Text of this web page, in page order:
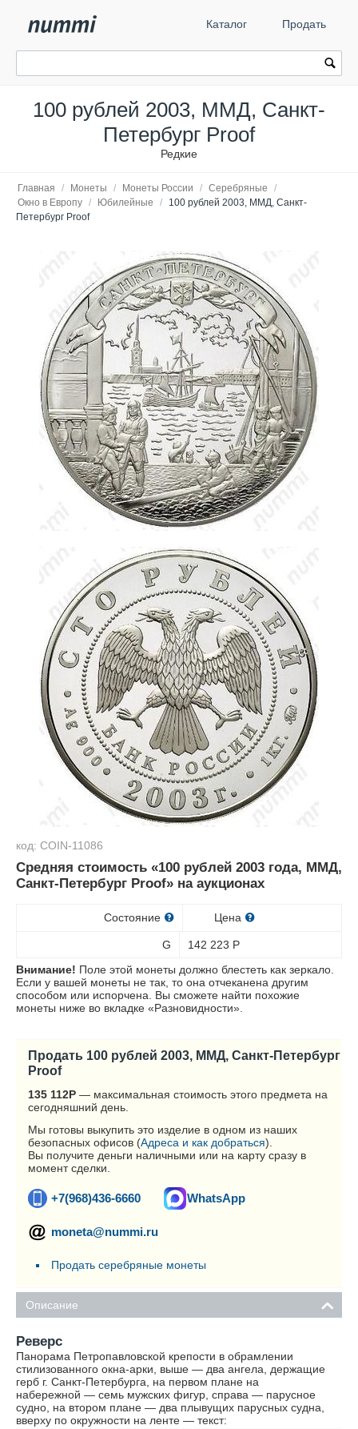
Каталог Продать
100 рублей 2003, ММД, Санкт-
Петербург Proof
Редкие
Главная / Монеты / Монеты России / Серебряные
/
Окно в Европу / Юбилейные /
100 рублей 2003, ММД, Санкт-
Петербург Proof
код: COIN-11086
Средняя стоимость «100 рублей 2003 года, ММД,
Санкт-Петербург Proof» на аукционах
Состояние Цена
G 142 223 Р
Внимание! Поле этой монеты должно блестеть как зеркало.
Если у вашей монеты не так, то она отчеканена другим
способом или испорчена. Вы сможете найти похожие
монеты ниже во вкладке «Разновидности».
Продать 100 рублей 2003, ММД, Санкт-Петербург
Proof
135 112Р — максимальная стоимость этого предмета на
сегодняшний день.
Мы готовы выкупить это изделие в одном из наших
безопасных офисов (Адреса и как добраться).
Вы получите деньги наличными или на карту сразу в
момент сделки.
+7(968)436-6660 WhatsApp
moneta@nummi.ru
Продать серебряные монеты
Описание
Реверс
Панорама Петропавловской крепости в обрамлении
стилизованного окна-арки, выше — два ангела, держащие
герб г. Санкт-Петербурга, на первом плане на
набережной — семь мужских фигур, справа — парусное
судно, на втором плане — два плывущих парусных судна,
вверху по окружности на ленте — текст: